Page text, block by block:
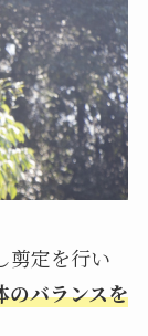
剪定を行い
のバランスを